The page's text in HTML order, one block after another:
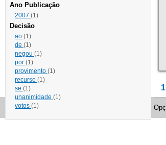
Ano Publicação
2007 (1)
Decisão
ao (1)
de (1)
negou (1)
por (1)
provimento (1)
recurso (1)
se (1)
unanimidade (1)
votos (1)
1